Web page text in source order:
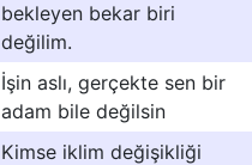
bekleyen bekar biri
değilim.
İşin aslı, gerçekte sen bir
adam bile değilsin
Kimse iklim değişikliği